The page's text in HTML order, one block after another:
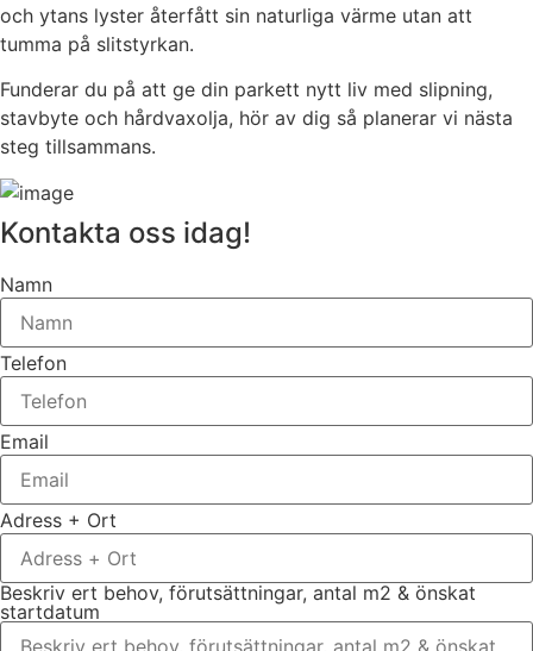
och ytans lyster återfått sin naturliga värme utan att
tumma på slitstyrkan.
Funderar du på att ge din parkett nytt liv med slipning,
stavbyte och hårdvaxolja, hör av dig så planerar vi nästa
steg tillsammans.
Kontakta oss idag!
Namn
Telefon
Email
Adress + Ort
Beskriv ert behov, förutsättningar, antal m2 & önskat
startdatum